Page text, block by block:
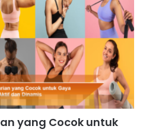
yang Cocok untuk